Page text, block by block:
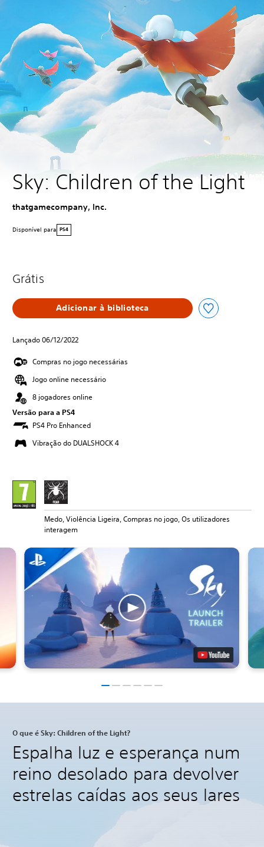
Sky: Children of the Light
thatgamecompany, Inc.
Disponível para PS4
Grátis
Adicionar à biblioteca
Lançado 06/12/2022
Compras no jogo necessárias
Jogo online necessário
8 jogadores online
Versão para a PS4
PS4 Pro Enhanced
Vibração do DUALSHOCK 4
Medo, Violência Ligeira, Compras no jogo, Os utilizadores
interagem
O que é Sky: Children of the Light?
Espalha luz e esperança num
reino desolado para devolver
estrelas caídas aos seus lares